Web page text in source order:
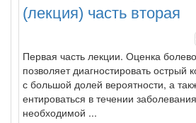
(лекция) часть вторая
Первая часть лекции. Оценка
позволяет диагностировать острый
с большой долей вероятности, а
ентироваться в течении
необходимой ...